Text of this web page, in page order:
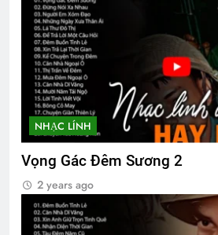
NHẠC LÍNH
Vọng Gác Đêm Sương 2
2 years ago